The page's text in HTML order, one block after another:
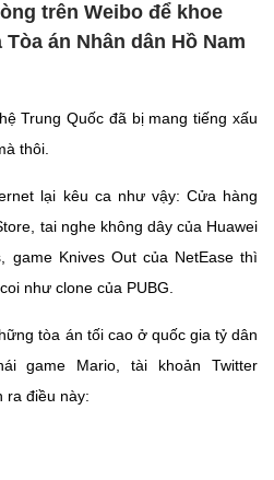
trên Weibo để khoe
án Nhân dân Hồ Nam
Trung Quốc đã bị mang tiếng xấu
thôi.
lại kêu ca như vậy: Cửa hàng
tai nghe không dây của Huawei
game Knives Out của NetEase thì
như clone của PUBG.
tòa án tối cao ở quốc gia tỷ dân
game Mario, tài khoản Twitter
ra điều này: